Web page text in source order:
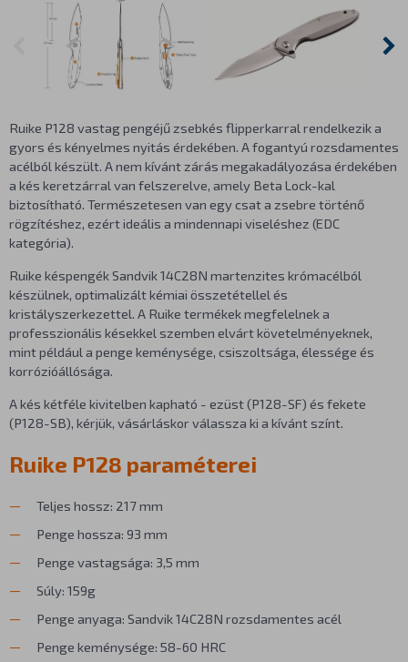
Ruike P128 vastag pengéjű zsebkés flipperkarral rendelkezik a
gyors és kényelmes nyitás érdekében. A fogantyú rozsdamentes
acélból készült. A nem kívánt zárás megakadályozása érdekében
a kés keretzárral van felszerelve, amely Beta Lock-kal
biztosítható. Természetesen van egy csat a zsebre történő
rögzítéshez, ezért ideális a mindennapi viseléshez (EDC
kategória).
Ruike késpengék Sandvik 14C28N martenzites krómacélból
készülnek, optimalizált kémiai összetétellel és
kristályszerkezettel. A Ruike termékek megfelelnek a
professzionális késekkel szemben elvárt követelményeknek,
mint például a penge keménysége, csiszoltsága, élessége és
korrózióállósága.
A kés kétféle kivitelben kapható - ezüst (P128-SF) és fekete
(P128-SB), kérjük, vásárláskor válassza ki a kívánt színt.
Ruike P128 paraméterei
Teljes hossz: 217 mm
Penge hossza: 93 mm
Penge vastagsága: 3,5 mm
Súly: 159g
Penge anyaga: Sandvik 14C28N rozsdamentes acél
Penge keménysége: 58-60 HRC